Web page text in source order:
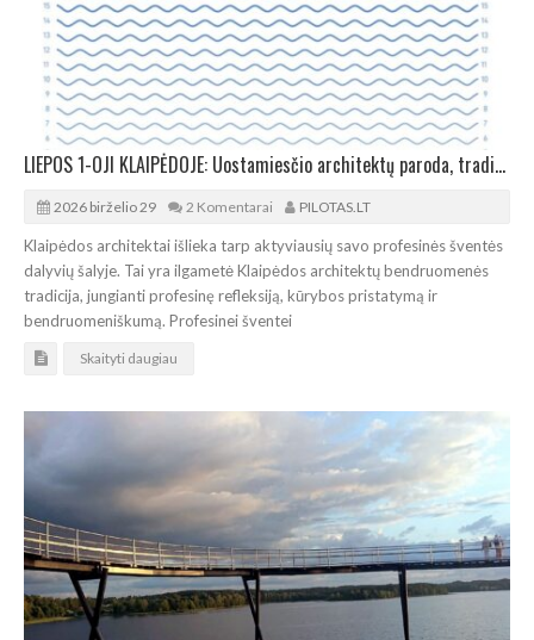
LIEPOS 1-OJI KLAIPĖDOJE: Uostamiesčio architektų paroda, tradicinė regata ir piknikas
2026 birželio 29 2 Komentarai PILOTAS.LT
Klaipėdos architektai išlieka tarp aktyviausių savo profesinės šventės
dalyvių šalyje. Tai yra ilgametė Klaipėdos architektų bendruomenės
tradicija, jungianti profesinę refleksiją, kūrybos pristatymą ir
bendruomeniškumą. Profesinei šventei
Skaityti daugiau